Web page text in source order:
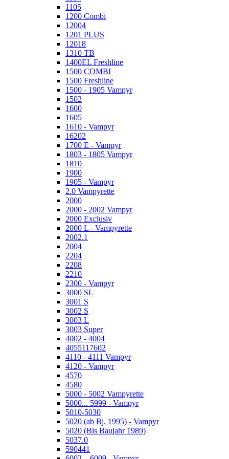
1105
1200 Combi
12004
1201 PLUS
12018
1310 TB
1400EL Freshline
1500 COMBI
1500 Freshline
1500 - 1905 Vampyr
1502
1600
1605
1610 - Vampyr
16202
1700 E - Vampyr
1803 - 1805 Vampyr
1810
1900
1905 - Vampyr
2.0 Vampyrette
2000
2000 - 2002 Vampyr
2000 Exclusiv
2000 L - Vampyrette
2002.1
2004
2204
2208
2210
2300 - Vampyr
3000 SL
3001 S
3002 S
3003 L
3003 Super
4002 - 4004
4055117602
4110 - 4111 Vampyr
4120 - Vampyr
4570
4580
5000 - 5002 Vampyrette
5000... 5999 - Vampyr
5010-5030
5020 (ab Bj. 1995) - Vampyr
5020 (Bis Baujahr 1989)
5037.0
590441